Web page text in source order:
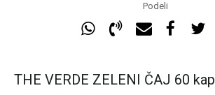
Podeli
THE VERDE ZELENI ČAJ 60